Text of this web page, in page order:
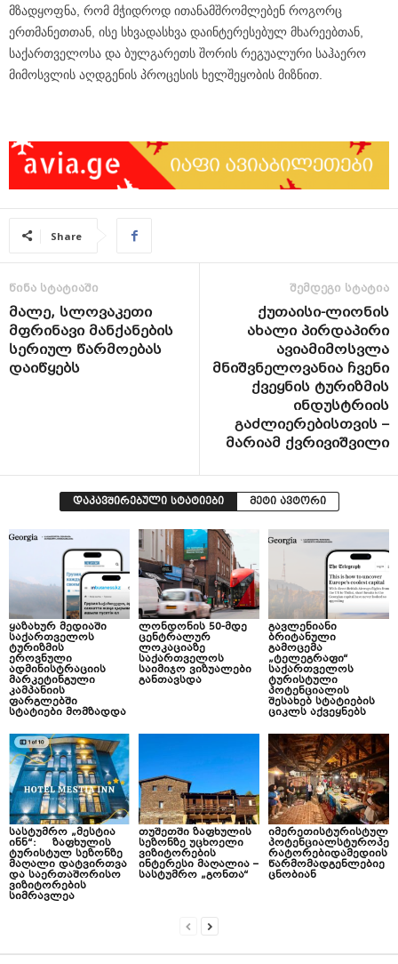
მზადყოფნა, რომ მჭიდროდ ითანამშრომლებენ როგორც
ერთმანეთთან, ისე სხვადასხვა დაინტერესებულ მხარეებთან,
საქართველოსა და ბულგარეთს შორის რეგუალური საჰაერო
მიმოსვლის აღდგენის პროცესის ხელშეყობის მიზნით.
Share
წინა სტატიაში
მალე, სლოვაკეთი
მფრინავი მანქანების
სერიულ წარმოებას
დაიწყებს
შემდეგი სტატია
ქუთაისი-ლიონის
ახალი პირდაპირი
ავიამიმოსვლა
მნიშვნელოვანია ჩვენი
ქვეყნის ტურიზმის
ინდუსტრიის
გაძლიერებისთვის –
მარიამ ქვრივიშვილი
დაკავშირებული სტატიები მეტი ავტორი
ყაზახურ მედიაში
საქართველოს
ტურიზმის
ეროვნული
ადმინისტრაციის
მარკეტინგული
კამპანიის
ფარგლებში
სტატიები მომზადდა
ლონდონის 50-მდე
ცენტრალურ
ლოკაციაზე
საქართველოს
საიმიჯო ვიზუალები
განთავსდა
გავლენიანი
ბრიტანული
გამოცემა
„ტელეგრაფი“
საქართველოს
ტურისტული
პოტენციალის
შესახებ სტატიების
ციკლს აქვეყნებს
სასტუმრო „მესტია
ინნ“: ზაფხულის
ტურისტულ სეზონზე
მაღალი დატვირთვა
და საერთაშორისო
ვიზიტორების
სიმრავლეა
თუშეთში ზაფხულის
სეზონზე უცხოელი
ვიზიტორების
ინტერესი მაღალია –
სასტუმრო „გონთა“
იმერეთისტურისტულ
პოტენციალსტუროპე
რატორებიდამედიის
წარმომადგენლებიე
ცნობიან